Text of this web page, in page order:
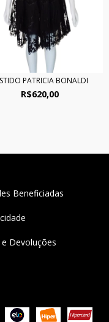
PATRICIA BONALDI
R$620,00
Beneficiadas
Devoluções